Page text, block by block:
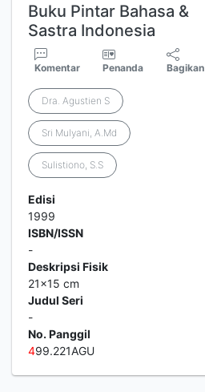
Buku Pintar Bahasa &
Sastra Indonesia
Komentar Penanda Bagikan
Dra. Agustien S
Sri Mulyani, A.Md
Sulistiono, S.S
Edisi
1999
ISBN/ISSN
-
Deskripsi Fisik
21x15 cm
Judul Seri
-
No. Panggil
499.221AGU